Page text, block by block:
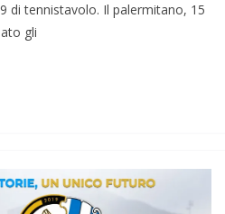
di tennistavolo. Il palermitano, 15
gli